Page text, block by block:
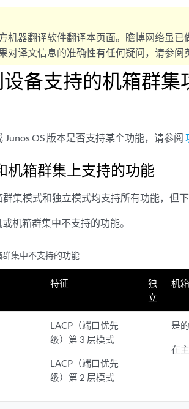
机器翻译软件翻译本页面。瞻博网络虽
对译文信息的准确性有任何疑问，请参阅
设备支持的机箱群集
Junos OS 版本是否支持某个功能，请参阅
机箱群集上支持的功能
集模式和独立模式均支持所有功能，但下
机箱群集中不支持的功能。
集中不支持的功能
特征
独
立
机
LACP（端口优先
级）第 3 层模式
LACP（端口优先
级）第 2 层模式
是的
在